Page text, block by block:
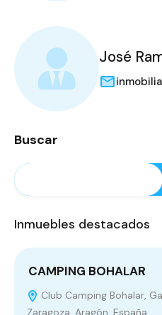
José
Buscar
Inmuebles destacados
CAMPING BOHALAR
Club Camping Bohalar,
Zaragoza, Aragón, España